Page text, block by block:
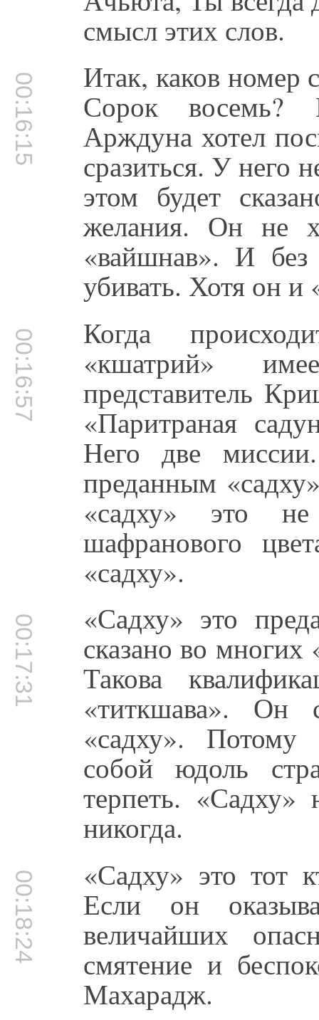
смысл этих слов.
00:16:15 Итак, каков номер
Сорок восемь?
Арждуна хотел
сразиться. У него
этом будет
желания. Он не
«вайшнав». И
убивать. Хотя он и
00:16:57 Когда
«кшатрий»
представитель
«Паритраная
Него две
преданным
«садху» это
шафранового
«садху».
00:17:31 «Садху» это
сказано во
Такова
«титкшава». Он
«садху». Потому
собой юдоль
терпеть. «Садху»
никогда.
00:18:24 «Садху» это
Если он
величайших
смятение и
Махарадж.